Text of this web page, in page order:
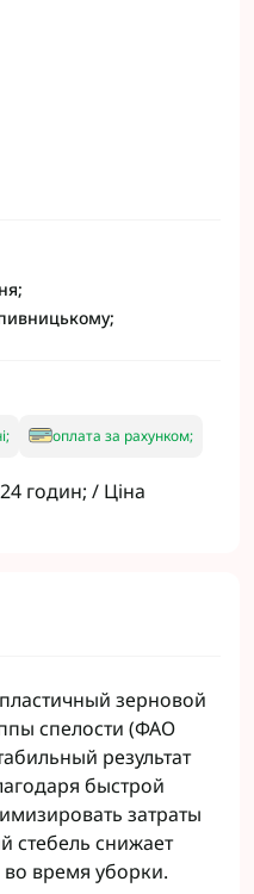
оплата за рахунком;
годин; / Ціна
зерновой
спелости (ФАО
результат
быстрой
затраты
стебель снижает
время уборки.